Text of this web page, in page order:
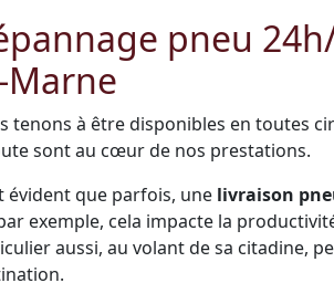
pneu
Marne
tenons à être disponibles en toutes
sont au cœur de nos prestations.
évident que parfois, une livraison
exemple, cela impacte la
aussi, au volant de sa citadine,